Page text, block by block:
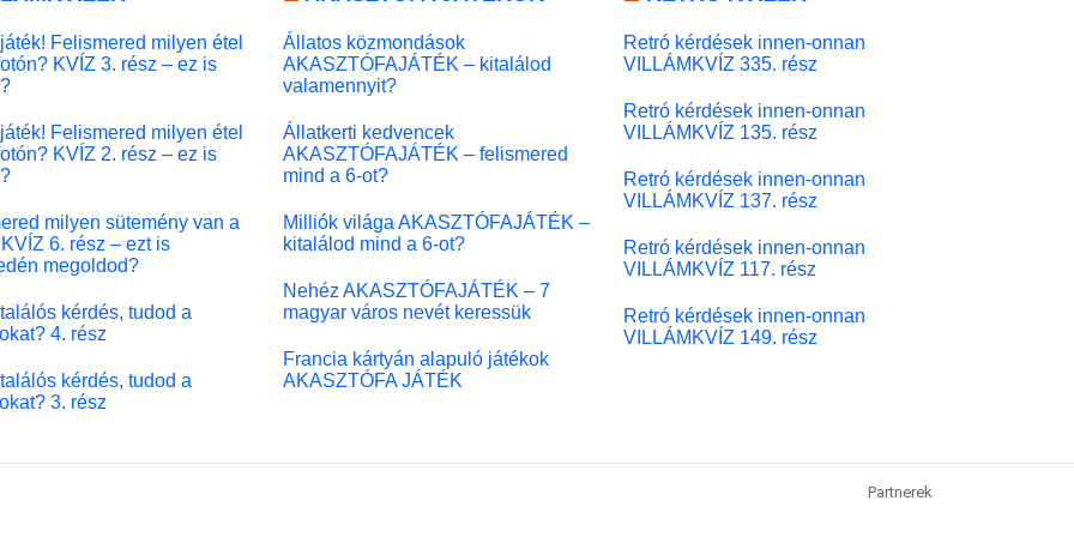
Felismered milyen étel
KVÍZ 3. rész – ez is
Felismered milyen étel
KVÍZ 2. rész – ez is
milyen sütemény van a
6. rész – ezt is
megoldod?
kérdés, tudod a
4. rész
kérdés, tudod a
3. rész
Állatos közmondások
AKASZTÓFAJÁTÉK – kitalálod
valamennyit?
Állatkerti kedvencek
AKASZTÓFAJÁTÉK – felismered
mind a 6-ot?
Milliók világa AKASZTÓFAJÁTÉK –
kitalálod mind a 6-ot?
Nehéz AKASZTÓFAJÁTÉK – 7
magyar város nevét keressük
Francia kártyán alapuló játékok
AKASZTÓFA JÁTÉK
Retró kérdések innen-onnan
VILLÁMKVÍZ 335. rész
Retró kérdések innen-onnan
VILLÁMKVÍZ 135. rész
Retró kérdések innen-onnan
VILLÁMKVÍZ 137. rész
Retró kérdések innen-onnan
VILLÁMKVÍZ 117. rész
Retró kérdések innen-onnan
VILLÁMKVÍZ 149. rész
Partnerek